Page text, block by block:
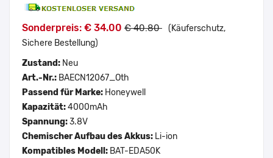
Sonderpreis: € 34.00 € 40.80 (Käuferschutz,
Sichere Bestellung)
Zustand: Neu
Art.-Nr.: BAECN12067_Oth
Passend für Marke: Honeywell
Kapazität:4000mAh
Spannung:3.8V
Chemischer Aufbau des Akkus: Li-ion
Kompatibles Modell: BAT-EDA50K